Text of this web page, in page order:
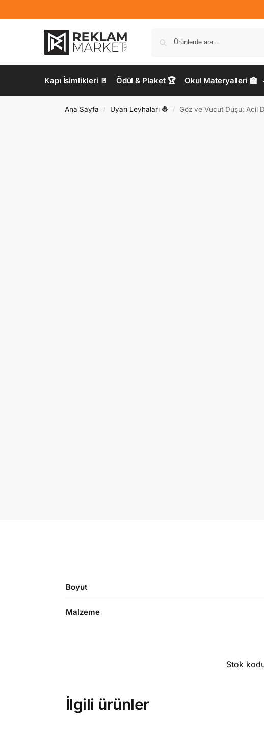
Kapı İsimlikleri 🚪 Ödül & Plaket 🏆 Okul Materyalleri 🏫
Ana Sayfa / Uyarı Levhaları 👷 / Göz ve Vücut Duşu: Acil
Boyut
Malzeme
Stok
İlgili ürünler